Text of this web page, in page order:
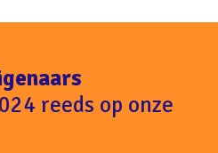
reeds op onze